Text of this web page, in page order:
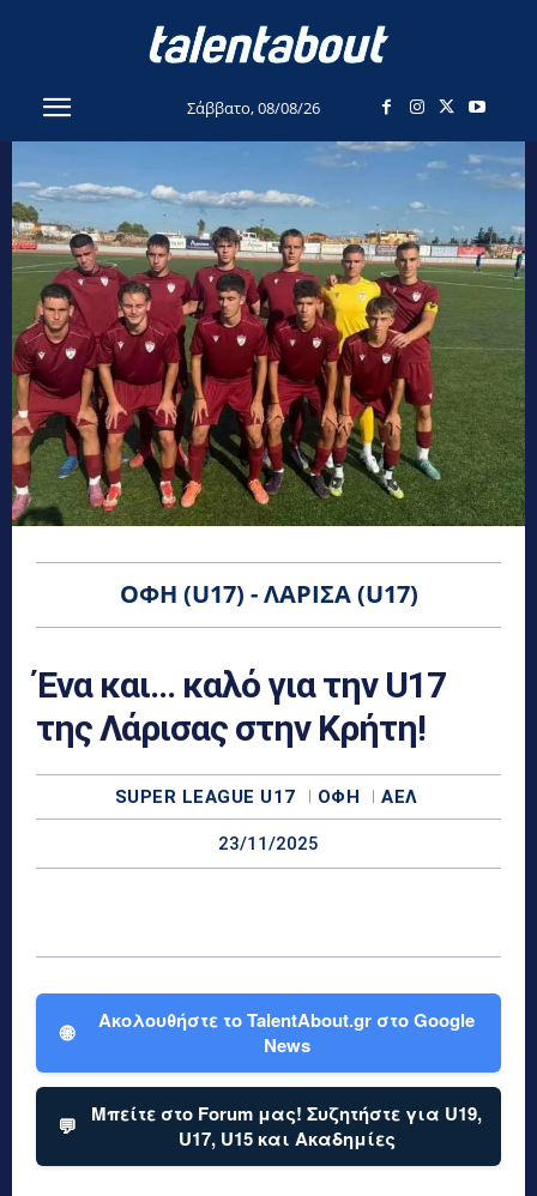
Σάββατο, 08/08/26
ΟΦΗ (U17) - ΛΆΡΙΣΑ (U17)
Ένα και… καλό για την U17
της Λάρισας στην Κρήτη!
SUPER LEAGUE U17 ΟΦΗ ΑΕΛ
23/11/2025
🌐
Ακολουθήστε το TalentAbout.gr στο Google
News
💬
Μπείτε στο Forum μας! Συζητήστε για U19,
U17, U15 και Ακαδημίες